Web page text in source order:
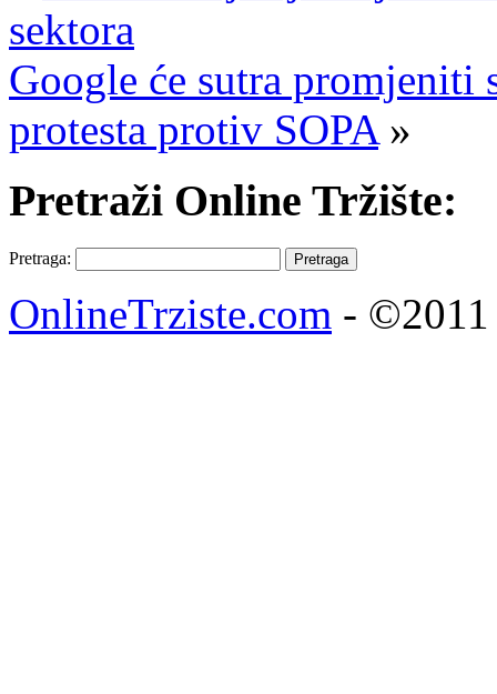
sektora
Google će sutra promjeniti
protesta protiv SOPA»
Pretraži Online Tržište:
Pretraga:
OnlineTrziste.com - ©2011